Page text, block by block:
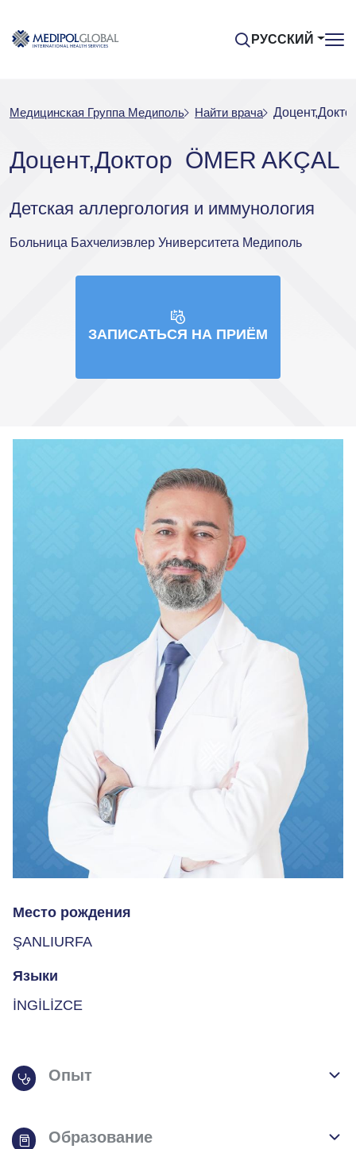
РУССКИЙ
Медицинская Группа Медиполь Найти врача
Доцент,Доктор ÖMER AKÇAL
Детская аллергология и иммунология
Больница Бахчелиэвлер Университета Медиполь
ЗАПИСАТЬСЯ НА ПРИЁМ
Место рождения
ŞANLIURFA
Языки
İNGİLİZCE
Опыт
Образование